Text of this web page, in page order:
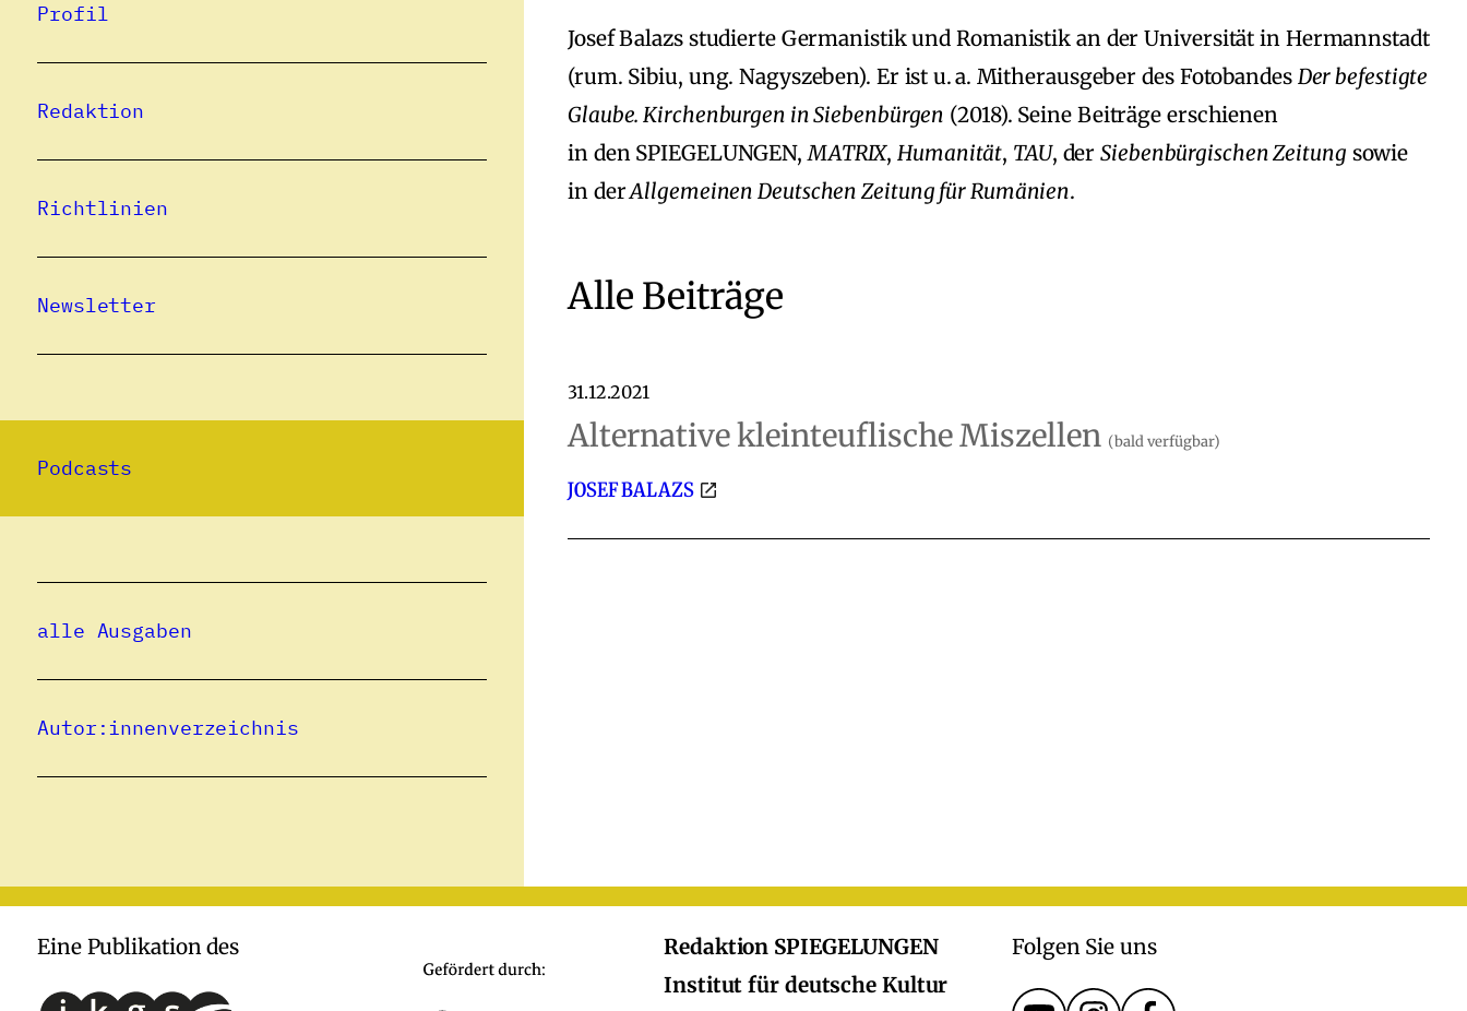
Profil
Redaktion
Richtlinien
Newsletter
Podcasts
alle Ausgaben
Autor:innenverzeichnis
Josef Balazs studierte Germanistik und Romanistik an der Universität in Hermannstadt
(rum. Sibiu, ung. Nagyszeben). Er ist u. a. Mitherausgeber des Fotobandes Der befestigte
Glaube. Kirchenburgen in Siebenbürgen (2018). Seine Beiträge erschienen
in den SPIEGELUNGEN,MATRIX,Humanität, TAU, derSiebenbürgischen Zeitung sowie
in derAllgemeinen Deutschen Zeitung für Rumänien.
Alle Beiträge
31.12.2021
Alternative kleinteuflische Miszellen (bald verfügbar)
JOSEF BALAZS
Eine Publikation des
Redaktion SPIEGELUNGEN
Institut für deutsche Kultur
Folgen Sie uns